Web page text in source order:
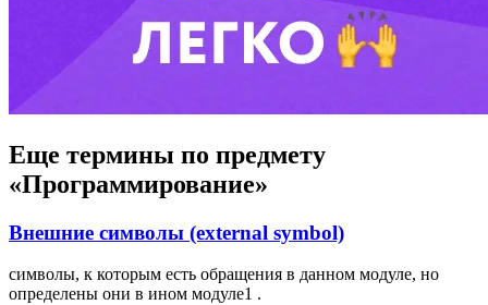
Еще термины по предмету
«Программирование»
Внешние символы (external symbol)
символы, к которым есть обращения в данном модуле, но
определены они в ином модуле1 .